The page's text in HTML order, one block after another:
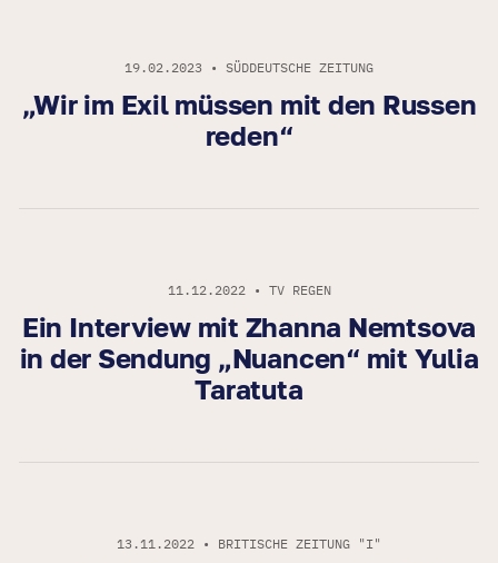
19.02.2023 • SÜDDEUTSCHE ZEITUNG
„Wir im Exil müssen mit den Russen
reden“
11.12.2022 • TV REGEN
Ein Interview mit Zhanna Nemtsova
in der Sendung „Nuancen“ mit Yulia
Taratuta
13.11.2022 • BRITISCHE ZEITUNG "I"